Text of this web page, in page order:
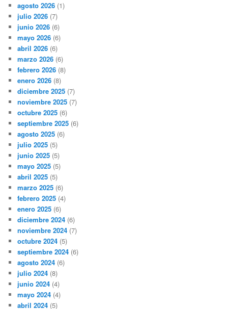
agosto 2026 (1)
julio 2026 (7)
junio 2026 (6)
mayo 2026 (6)
abril 2026 (6)
marzo 2026 (6)
febrero 2026 (8)
enero 2026 (8)
diciembre 2025 (7)
noviembre 2025 (7)
octubre 2025 (6)
septiembre 2025 (6)
agosto 2025 (6)
julio 2025 (5)
junio 2025 (5)
mayo 2025 (5)
abril 2025 (5)
marzo 2025 (6)
febrero 2025 (4)
enero 2025 (6)
diciembre 2024 (6)
noviembre 2024 (7)
octubre 2024 (5)
septiembre 2024 (6)
agosto 2024 (6)
julio 2024 (8)
junio 2024 (4)
mayo 2024 (4)
abril 2024 (5)